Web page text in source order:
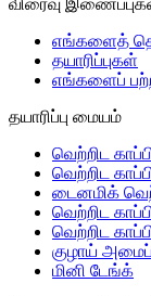
எங்களைத்
தயாரிப்புகள்
எங்களைப்
தயாரிப்பு மையம்
வெற்றிட
வெற்றிட
டைனமிக்
வெற்றிட
வெற்றிட
குழாய்
மினி டேங்க்